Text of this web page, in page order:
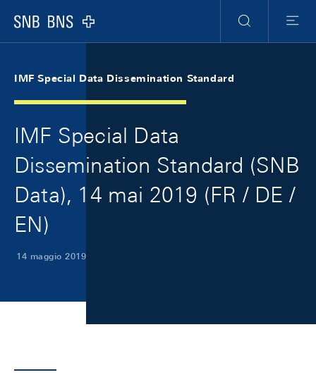
Logo
Ricerca
Menu
IMF Special Data Dissemination Standard
IMF Special Data
Dissemination Standard (SNB
Data), 14 mai 2019 (FR / DE /
EN)
14 maggio 2019